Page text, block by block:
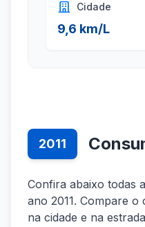
Cidade
9,6 km/L
2011
Confira abaixo todas
ano 2011. Compare
na cidade e na